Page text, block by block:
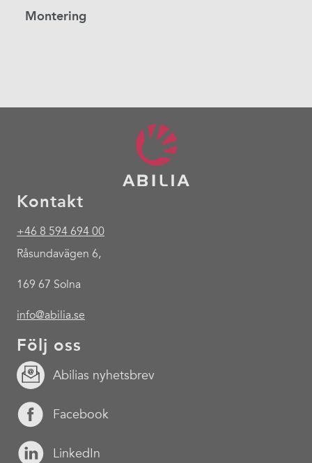
Montering
Kontakt
+46 8 594 694 00
Råsundavägen 6,
169 67 Solna
info@abilia.se
Följ oss
Abilias nyhetsbrev
Facebook
LinkedIn